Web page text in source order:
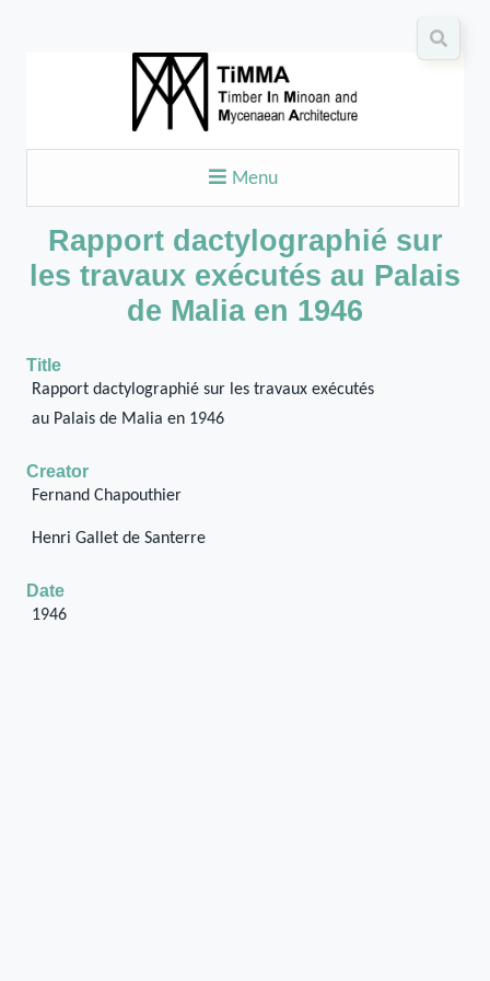
Menu
Rapport dactylographié sur
les travaux exécutés au Palais
de Malia en 1946
Title
Rapport dactylographié sur les travaux exécutés
au Palais de Malia en 1946
Creator
Fernand Chapouthier
Henri Gallet de Santerre
Date
1946